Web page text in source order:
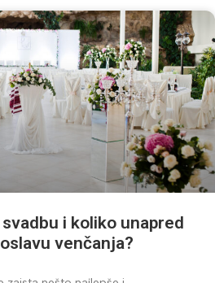
i koliko unapred
venčanja?